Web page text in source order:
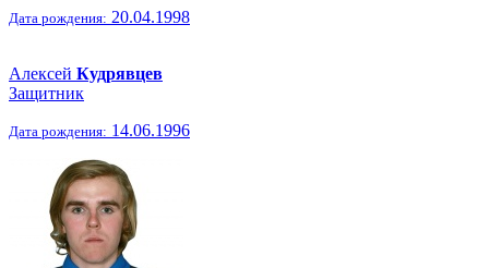
Дата рождения: 20.04.1998
Алексей Кудрявцев
Защитник
Дата рождения: 14.06.1996